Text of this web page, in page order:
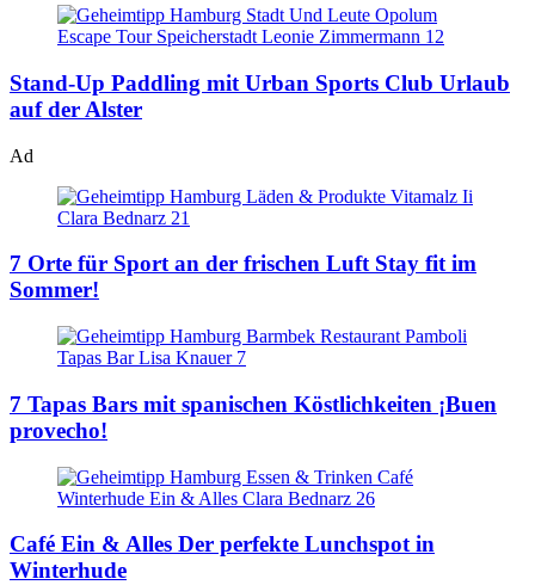
Stand-Up Paddling mit Urban Sports Club Urlaub
auf der Alster
Ad
7 Orte für Sport an der frischen Luft Stay fit im
Sommer!
7 Tapas Bars mit spanischen Köstlichkeiten ¡Buen
provecho!
Café Ein & Alles Der perfekte Lunchspot in
Winterhude